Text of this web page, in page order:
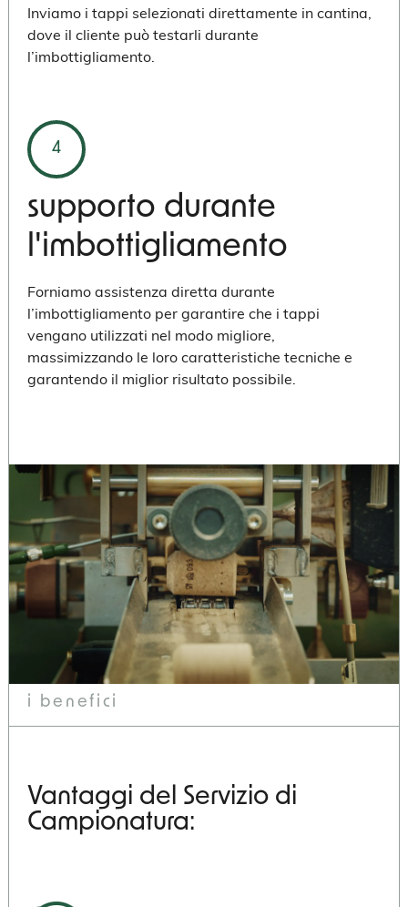
Inviamo i tappi selezionati direttamente in cantina,
dove il cliente può testarli durante
l’imbottigliamento.
4
supporto durante
l'imbottigliamento
Forniamo assistenza diretta durante
l’imbottigliamento per garantire che i tappi
vengano utilizzati nel modo migliore,
massimizzando le loro caratteristiche tecniche e
garantendo il miglior risultato possibile.
i benefici
Vantaggi del Servizio di
Campionatura: